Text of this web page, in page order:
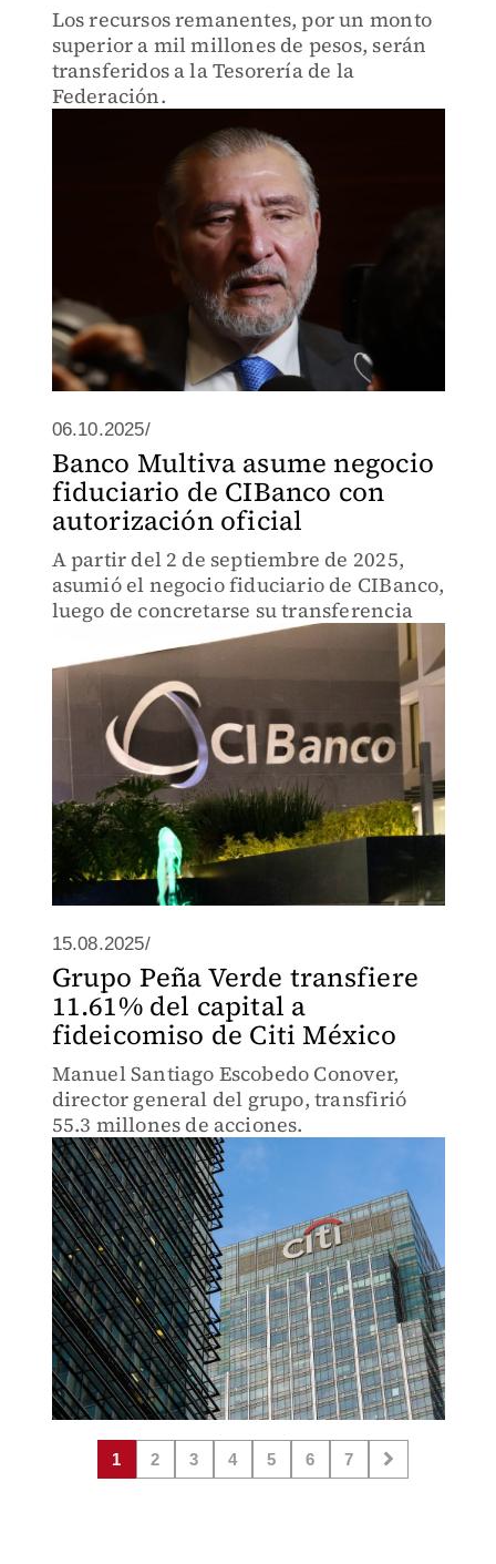
Los recursos remanentes, por un monto
superior a mil millones de pesos, serán
transferidos a la Tesorería de la
Federación.
06.10.2025/
Banco Multiva asume negocio
fiduciario de CIBanco con
autorización oficial
A partir del 2 de septiembre de 2025,
asumió el negocio fiduciario de CIBanco,
luego de concretarse su transferencia
15.08.2025/
Grupo Peña Verde transfiere
11.61% del capital a
fideicomiso de Citi México
Manuel Santiago Escobedo Conover,
director general del grupo, transfirió
55.3 millones de acciones.
1 2 3 4 5 6 7